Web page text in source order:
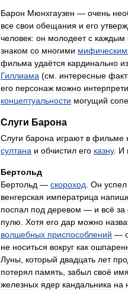
Барон Мюнхгаузен — очень
все свои обещания и его
человек: он молодеет с каждым
знаком со многими
фильма удаётся кардинально
Гиллиама (см интересные
его персонаж можно
концептуальности могущий
Слуги Барона
Слуги барона играют в фильме
султана и обчистил его казну. И
Бертольд
Бертольд — скороход Он успел
венгерская императрица
поспал под деревом — и всё за
пулю Хотя его дар можно
волшебных приспособлений —
не носиться вокруг как
Луны который двадцать лет
потерял память забыл своё имя
железных ядер кандальника на